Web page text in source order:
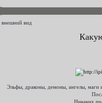
внешний вид
Эльфы, драконы, демоны, ангелы, маги
Никаких